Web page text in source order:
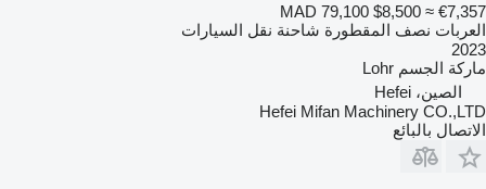
MAD 79,100 $8,500 ≈ €7,357
العربات نصف المقطورة شاحنة نقل السيارات
2023
ماركة الجسم Lohr
الصين، Hefei
Hefei Mifan Machinery CO.,LTD
الاتصال بالبائع